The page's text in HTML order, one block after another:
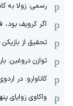
رسمی: زولا به
اگر کرویف بود،
تحقیق از
توازن دروغین:
کاناوارو: در
واکاوی زوایای